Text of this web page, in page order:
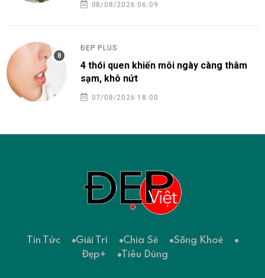
08/08/2026 06:09
ĐẸP PLUS
4 thói quen khiến môi ngày càng thâm
sạm, khô nứt
07/08/2026 18:00
Tin Tức Giải Trí Chia Sẻ
Sống Khoẻ
Đẹp+
Tiêu Dùng